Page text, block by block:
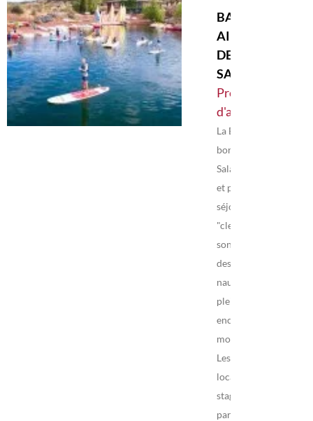
BASE DE PLEIN
AIR -
DESTINATION
SALAGOU
Prestataires
d'activités
La Base est située au
bord du Lac du
Salagou, site naturel
et protégé. Des
séjours sur mesure
"clef en main" vous
sont proposés, avec
des activités
nautiques et de
pleine nature,
encadrées par des
moniteurs diplômés.
Les services plus :
location de matériel,
stages, cours
particuliers…